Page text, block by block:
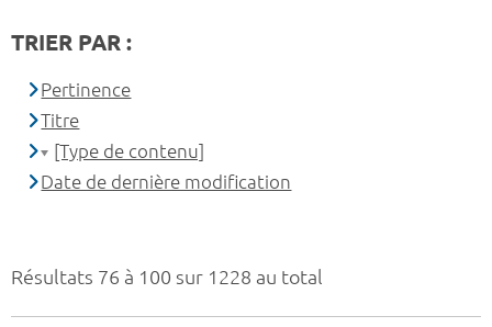
Résultats 76 à 100 sur 1228 au total
TRIER PAR :
Pertinence
Titre
[Type de contenu]
Date de dernière modification